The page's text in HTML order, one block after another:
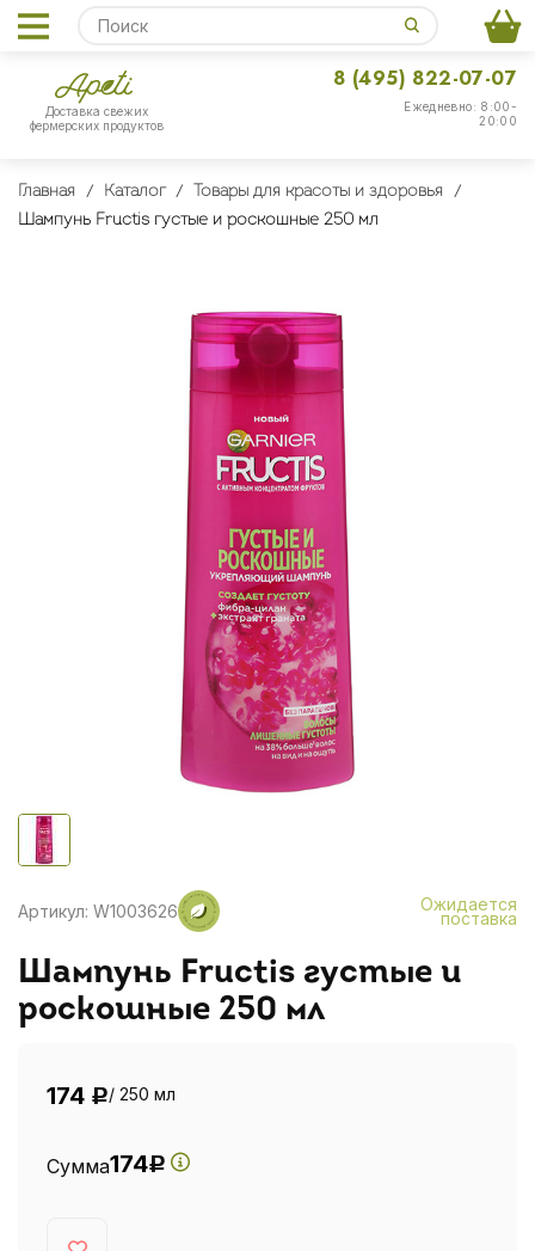
Доставка свежих
фермерских продуктов
Ежедневно: 8:00-
20:00
8 (495) 822-07-07
Главная Каталог
Товары для красоты и здоровья
Шампунь Fructis густые и роскошные 250 мл
Артикул: W1003626 Ожидается
поставка
Шампунь Fructis густые и
роскошные 250 мл
174 Р/ 250 мл
Сумма174Р